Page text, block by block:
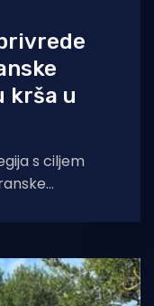
krša u
s ciljem